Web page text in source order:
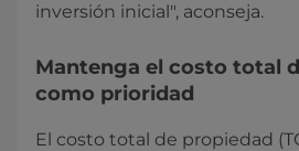
inversión inicial", aconseja.
Mantenga el costo total
como prioridad
El costo total de propiedad